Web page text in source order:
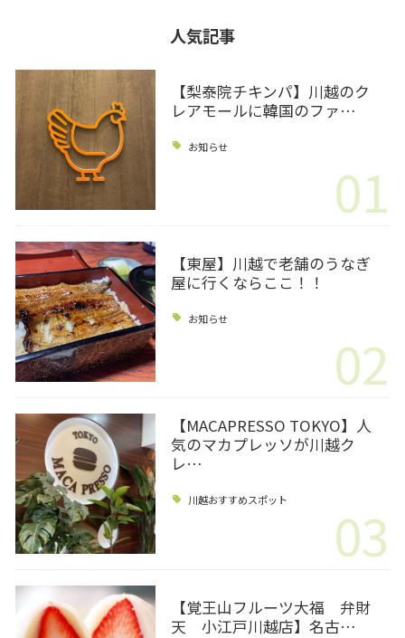
人気記事
【梨泰院チキンパ】川越のク
レアモールに韓国のファ…
お知らせ
01
【東屋】川越で老舗のうなぎ
屋に行くならここ！！
お知らせ
02
【MACAPRESSO TOKYO】人
気のマカプレッソが川越ク
レ…
川越おすすめスポット 03
【覚王山フルーツ大福 弁財
天 小江戸川越店】名古…